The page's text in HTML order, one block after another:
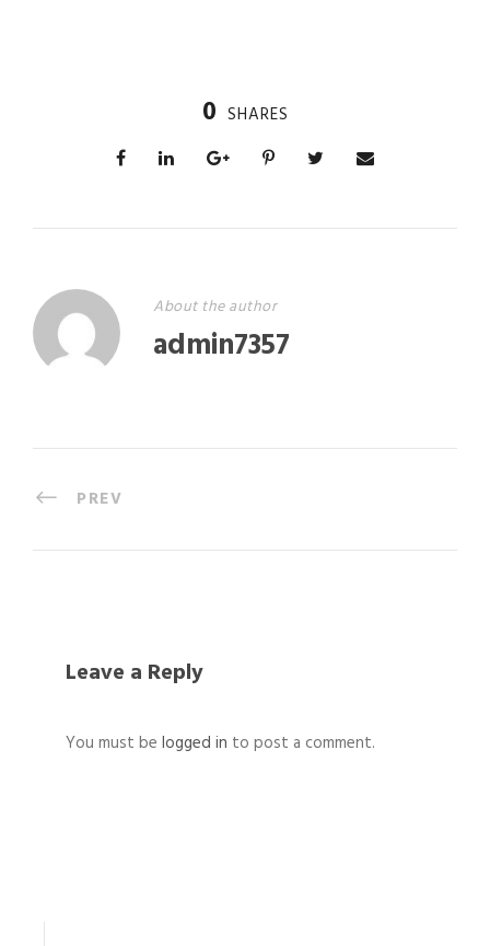
0 SHARES
About the author
admin7357
PREV
Leave a Reply
You must be logged in to post a comment.